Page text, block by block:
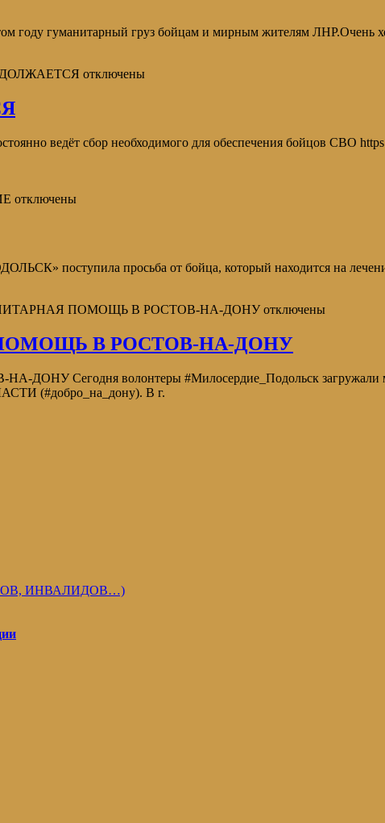
году гуманитарный груз бойцам и мирным жителям ЛНР.Очень
отключены
ведёт сбор необходимого для обеспечения бойцов СВО
отключены
поступила просьба от бойца, который находится на
ПОМОЩЬ В РОСТОВ-НА-ДОНУотключены
В РОСТОВ-НА-ДОНУ
волонтеры #Милосердие_Подольск загружали
(#добро_на_дону). В г.
ИНВАЛИДОВ…)